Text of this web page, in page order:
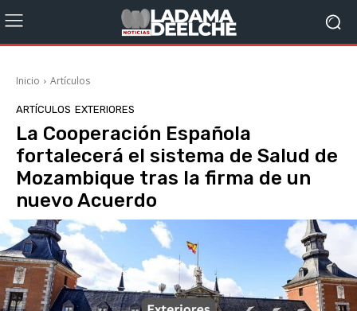
Inicio Artículos
ARTÍCULOS EXTERIORES
La Cooperación Española
fortalecerá el sistema de Salud de
Mozambique tras la firma de un
nuevo Acuerdo